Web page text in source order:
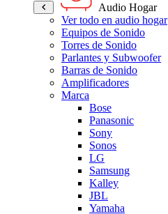
Audio Hogar
Ver todo en audio hogar
Equipos de Sonido
Torres de Sonido
Parlantes y Subwoofer
Barras de Sonido
Amplificadores
Marca
Bose
Panasonic
Sony
Sonos
LG
Samsung
Kalley
JBL
Yamaha